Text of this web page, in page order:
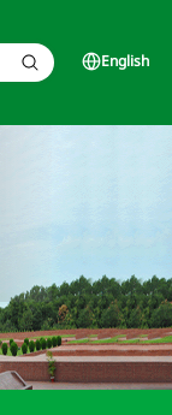
English